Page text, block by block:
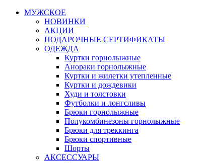
МУЖСКОЕ
НОВИНКИ
АКЦИИ
ПОДАРОЧНЫЕ СЕРТИФИКАТЫ
ОДЕЖДА
Куртки горнолыжные
Анораки горнолыжные
Куртки и жилетки утепленные
Куртки и дождевики
Худи и толстовки
Футболки и лонгсливы
Брюки горнолыжные
Полукомбинезоны горнолыжные
Брюки для треккинга
Брюки спортивные
Шорты
АКСЕССУАРЫ